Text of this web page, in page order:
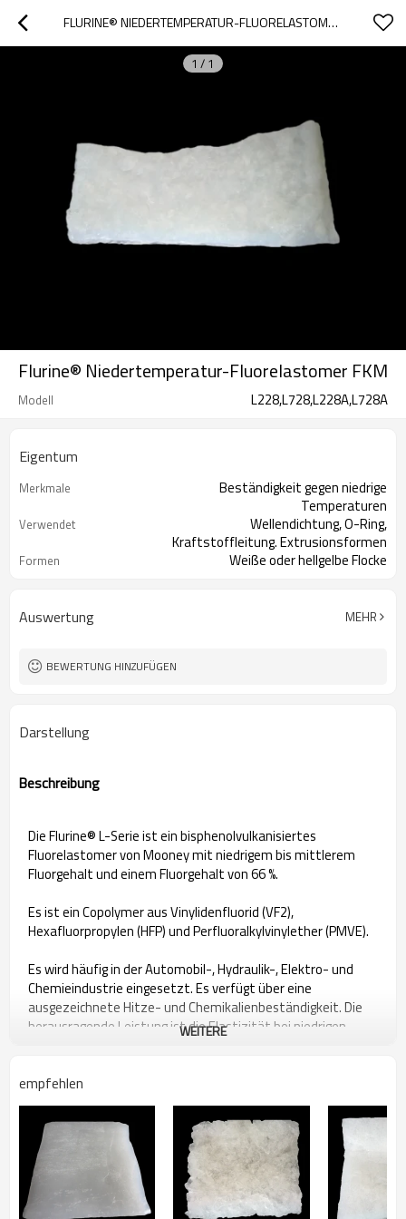
FLURINE® NIEDERTEMPERATUR-FLUORELASTOMER FKM
1 / 1
Flurine® Niedertemperatur-Fluorelastomer FKM
Modell L228,L728,L228A,L728A
Eigentum
Merkmale
Beständigkeit gegen niedrige
Temperaturen
Verwendet
Wellendichtung, O-Ring,
Kraftstoffleitung. Extrusionsformen
Formen Weiße oder hellgelbe Flocke
Auswertung MEHR
BEWERTUNG HINZUFÜGEN
Darstellung
Beschreibung
Die Flurine® L-Serie ist ein bisphenolvulkanisiertes
Fluorelastomer von Mooney mit niedrigem bis mittlerem
Fluorgehalt und einem Fluorgehalt von 66 %.
Es ist ein Copolymer aus Vinylidenfluorid (VF2),
Hexafluorpropylen (HFP) und Perfluoralkylvinylether (PMVE).
Es wird häufig in der Automobil-, Hydraulik-, Elektro- und
Chemieindustrie eingesetzt. Es verfügt über eine
ausgezeichnete Hitze- und Chemikalienbeständigkeit. Die
herausragende Leistung ist die Elastizität bei niedrigen
Technische Spezifikationen
Allgemein
Merkmale
Verwendet
WEITERE
empfehlen